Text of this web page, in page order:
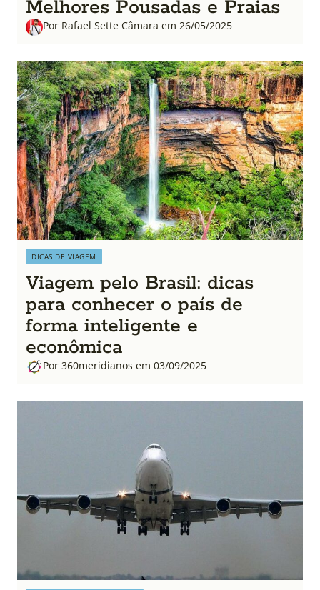
Melhores Pousadas e Praias
Por Rafael Sette Câmara em 26/05/2025
DICAS DE VIAGEM
Viagem pelo Brasil: dicas
para conhecer o país de
forma inteligente e
econômica
Por 360meridianos em 03/09/2025